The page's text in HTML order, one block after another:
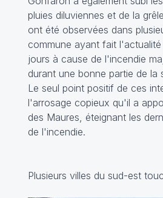
pluies diluviennes et de la
ont été observées dans
commune ayant fait
jours à cause de l'incendie
durant une bonne partie de la
Le seul point positif de ces
l'arrosage copieux qu'il a
des Maures, éteignant les
de l'incendie.
Plusieurs villes du sud-est